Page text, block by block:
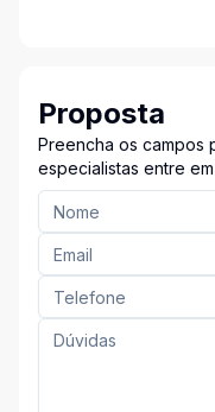
Proposta
Preencha os campos
especialistas entre